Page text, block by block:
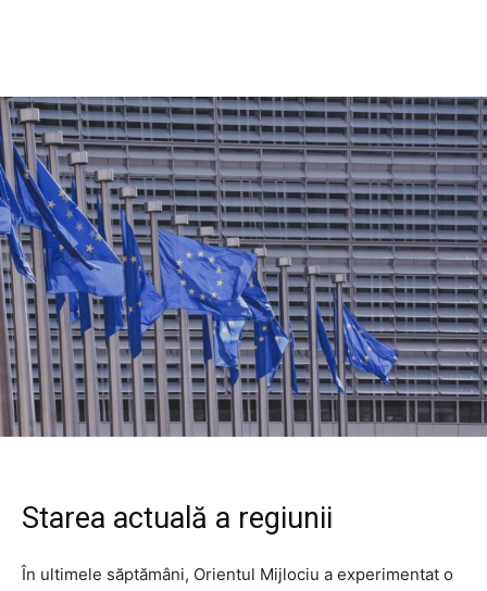
Starea actuală a regiunii
În ultimele săptămâni, Orientul Mijlociu a experimentat o